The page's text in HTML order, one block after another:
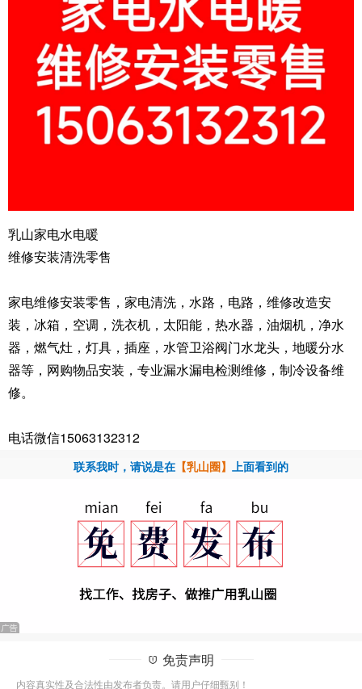
乳山家电水电暖
维修安装清洗零售
家电维修安装零售，家电清洗，水路，电路，维修改造安
装，冰箱，空调，洗衣机，太阳能，热水器，油烟机，净水
器，燃气灶，灯具，插座，水管卫浴阀门水龙头，地暖分水
器等，网购物品安装，专业漏水漏电检测维修，制冷设备维
修。
电话微信15063132312
联系我时，请说是在 【乳山圈】 上面看到的
免责声明
内容真实性及合法性由发布者负责。请用户仔细甄别！